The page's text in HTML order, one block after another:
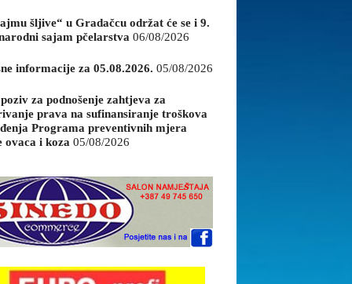
šljive“ u Gradačcu održat će se i 9.
sajam pčelarstva 06/08/2026
informacije za 05.08.2026. 05/08/2026
za podnošenje zahtjeva za
prava na sufinansiranje troškova
Programa preventivnih mjera
ovaca i koza 05/08/2026